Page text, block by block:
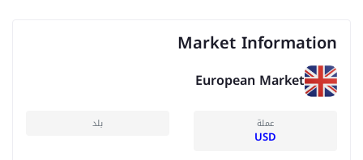
Market Information
European Market
عملة
USD
بلد